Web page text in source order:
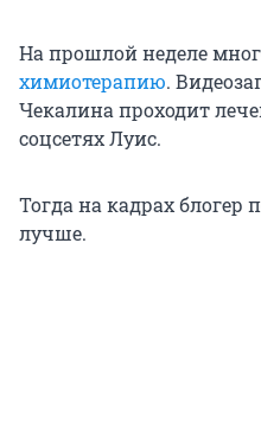
На прошлой неделе
химиотерапию.
Чекалина проходит
соцсетях Луис.
Тогда на кадрах блогер
лучше.